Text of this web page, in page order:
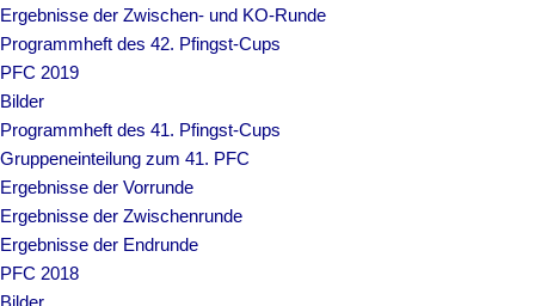
Ergebnisse der Zwischen- und KO-Runde
Programmheft des 42. Pfingst-Cups
PFC 2019
Bilder
Programmheft des 41. Pfingst-Cups
Gruppeneinteilung zum 41. PFC
Ergebnisse der Vorrunde
Ergebnisse der Zwischenrunde
Ergebnisse der Endrunde
PFC 2018